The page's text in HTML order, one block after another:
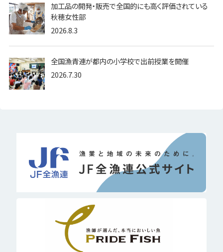
加工品の開発・販売で全国的にも高く評価されている
秋穂女性部
2026.8.3
全国漁青連が都内の小学校で出前授業を開催
2026.7.30